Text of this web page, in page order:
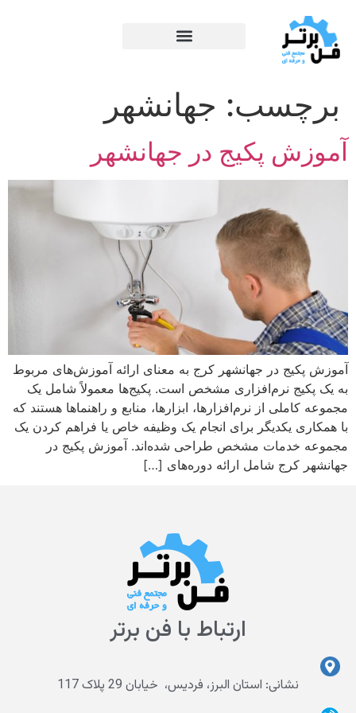
برچسب: جهانشهر
آموزش پکیج در جهانشهر
آموزش پکیج در جهانشهر کرج به معنای ارائه آموزش‌های مربوط
به یک پکیج نرم‌افزاری مشخص است. پکیج‌ها معمولاً شامل یک
مجموعه کاملی از نرم‌افزارها، ابزارها، منابع و راهنماها هستند که
با همکاری یکدیگر برای انجام یک وظیفه خاص یا فراهم کردن یک
مجموعه خدمات مشخص طراحی شده‌اند. آموزش پکیج در
جهانشهر کرج شامل ارائه دوره‌های […]
ارتباط با فن برتر
نشانی: استان البرز، فردیس، خیابان 29 پلاک 117